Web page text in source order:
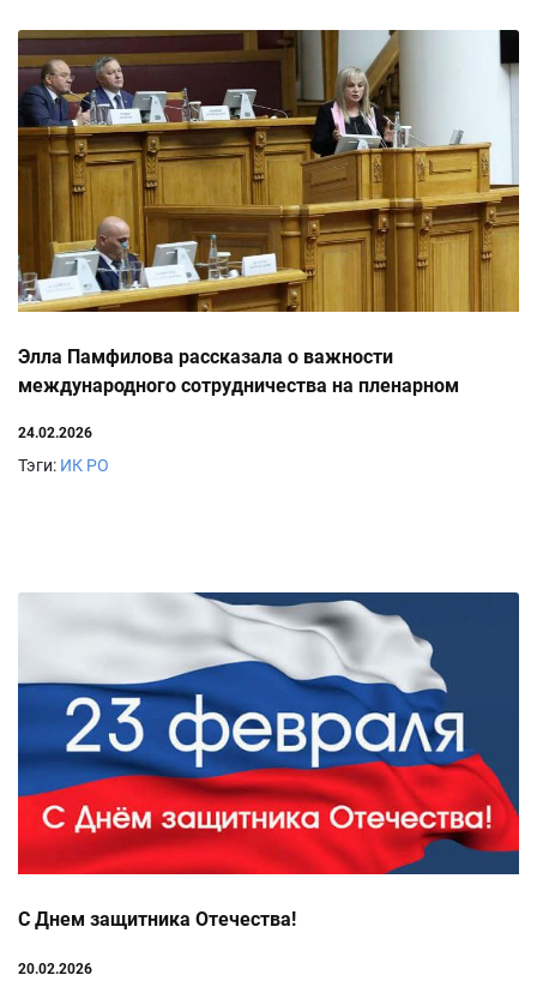
Элла Памфилова рассказала о важности
международного сотрудничества на пленарном
24.02.2026
Тэги: ИК РО
С Днем защитника Отечества!
20.02.2026